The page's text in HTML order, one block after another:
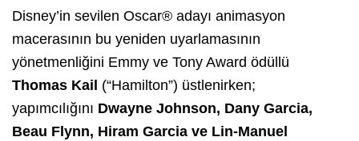
Disney’in sevilen Oscar® adayı animasyon
macerasının bu yeniden uyarlamasının
yönetmenliğini Emmy ve Tony Award ödüllü
Thomas Kail (“Hamilton”) üstlenirken;
yapımcılığını Dwayne Johnson, Dany Garcia,
Beau Flynn, Hiram Garcia ve Lin-Manuel